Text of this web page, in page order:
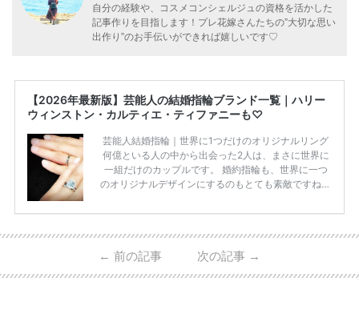
自分の経験や、コスメコンシェルジュの資格を活かした
記事作りを目指します！プレ花嫁さんたちの”大切な思い
出作り”のお手伝いができれば嬉しいです♡
【2026年最新版】芸能人の結婚指輪ブランド一覧｜ハリー
ウィンストン・カルティエ・ティファニーも♡
芸能人結婚指輪｜世界に1つだけのオリジナルリング
何億といる人の中から出会った2人は、まさに世界に
一組だけのカップルです。 婚約指輪も、世界に一つ
のオリジナルデザインにするのもとても素敵ですね♡
のを形にするのも想い出になります。 上戸彩さん・H
HPより引用 2011年9月に結婚した女優の上戸彩さん
とEXILEのHIROさん。 上戸さんに贈った婚約指輪
← 前の記事 次の記事 →